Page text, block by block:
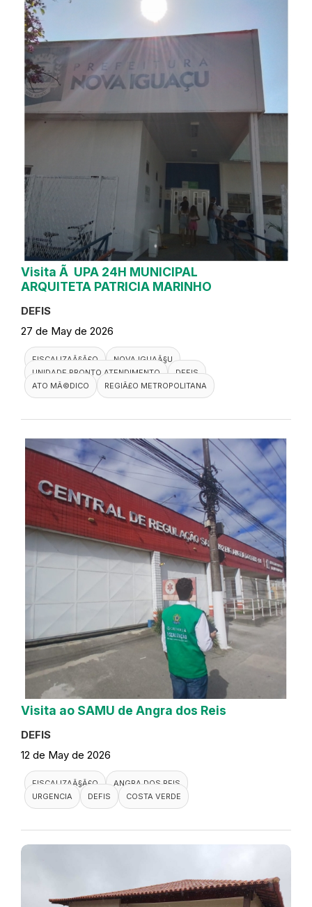
Visita Ã UPA 24H MUNICIPAL
ARQUITETA PATRICIA MARINHO
DEFIS
27 de May de 2026
FISCALIZAÃ§Ã£O
NOVA IGUAÃ§U
UNIDADE PRONTO ATENDIMENTO
DEFIS
ATO MÃ©DICO
REGIÃ£O METROPOLITANA
Visita ao SAMU de Angra dos Reis
DEFIS
12 de May de 2026
FISCALIZAÃ§Ã£O
ANGRA DOS REIS
URGENCIA
DEFIS COSTA VERDE